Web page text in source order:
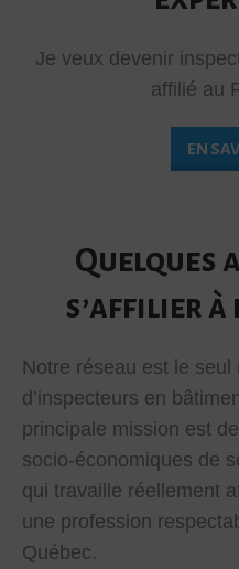
Je veux devenir
affilié au
EN
Quelques
s’affilier à
Notre réseau est le seul
d’inspecteurs en
principale mission est
socio-économiques de
qui travaille réellement
une profession
Québec.